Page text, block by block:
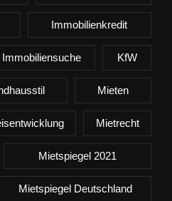
Immobilienkredit
Immobiliensuche KfW
Mieten
Mietrecht
Mietspiegel 2021
Mietspiegel Deutschland